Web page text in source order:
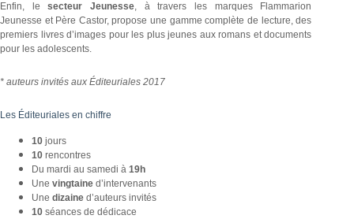
Enfin, lesecteur Jeunesse, à travers les marques Flammarion
Jeunesse et Père Castor, propose une gamme complète de lecture, des
premiers livres d’images pour les plus jeunes aux romans et documents
pour les adolescents.
* auteurs invités aux Éditeuriales 2017
Les Éditeuriales en chiffre
10 jours
10 rencontres
Du mardi au samedi à 19h
Une vingtaine d’intervenants
Une dizaine d’auteurs invités
10 séances de dédicace